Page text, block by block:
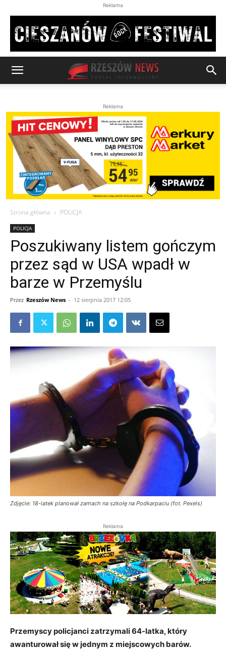
Reklama
Reklama
Strona główna POLICJA
POLICJA
Poszukiwany listem gończym
przez sąd w USA wpadł w
barze w Przemyślu
Przez Rzeszów News - 12 sierpnia 2017 12:05
Zdjęcie: 18-latek planował zamach na szkołę na Podkarpaciu (fot. Pexels)
Reklama
Przemyscy policjanci zatrzymali 64-latka, który
awanturował się w jednym z miejscowych barów.